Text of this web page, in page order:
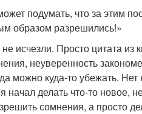
подумать, что за этим
образом разрешились!»
исчезли. Просто цитата из
неуверенность
можно куда-то убежать.
начал делать что-то
сомнения, а просто